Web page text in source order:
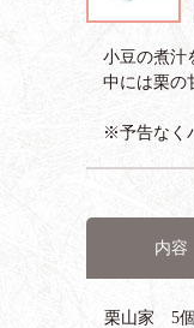
小豆の煮汁
中には栗の
※予告なく
内容
栗山家 5個